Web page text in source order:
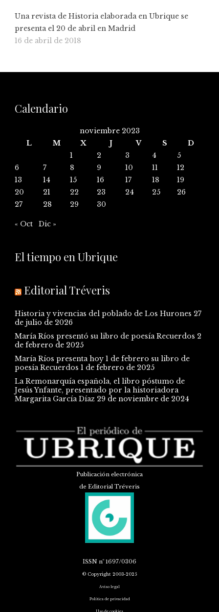
Una revista de Historia elaborada en Ubrique se
presenta el 20 de abril en Madrid
16 de abril de 2018
Calendario
noviembre 2023
L
M X J V S
D
1
2 3 4
5
6
7 8 9 10 11
12
13
14 15 16 17 18
19
20
21 22 23 24 25
26
27
28 29 30
« Oct Dic »
El tiempo en Ubrique
Editorial Tréveris
Historia y vivencias del poblado de Los Hurones 27
de julio de 2026
María Ríos presentó su libro de poesía Recuerdos 2
de febrero de 2025
María Ríos presenta hoy 1 de febrero su libro de
poesía Recuerdos 1 de febrero de 2025
La Remonarquía española, el libro póstumo de
Jesús Ynfante, presentado por la historiadora
Margarita García Díaz 29 de noviembre de 2024
Publicación electrónica
de Editorial Tréveris
ISSN nº 1697/0306
© Copyright 2003-2025
Aviso legal
Política de privacidad